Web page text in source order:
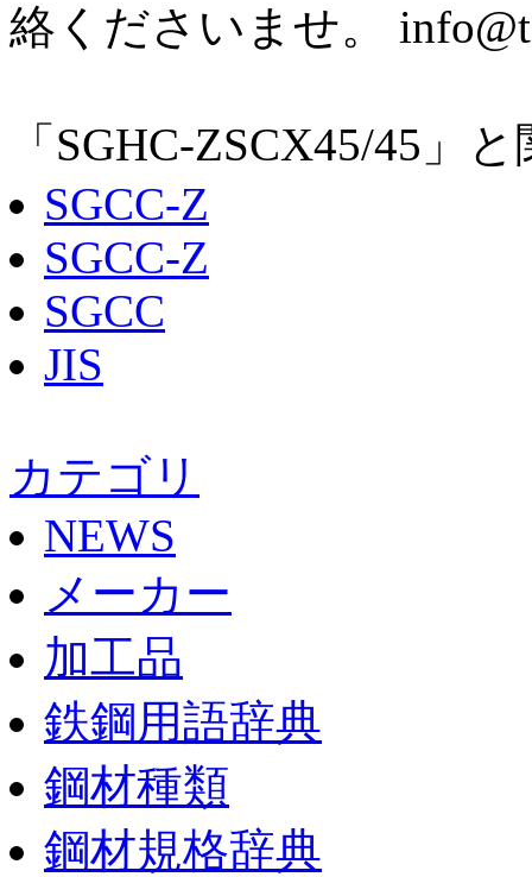
絡くださいませ。
「SGHC-ZSCX45/45」
SGCC-Z
SGCC-Z
SGCC
JIS
カテゴリ
NEWS
メーカー
加工品
鉄鋼用語辞典
鋼材種類
鋼材規格辞典